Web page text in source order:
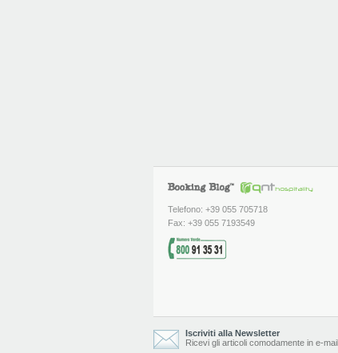
Telefono: +39 055 705718
Fax: +39 055 7193549
Iscriviti alla Newsletter
Ricevi gli articoli comodamente in e-mail